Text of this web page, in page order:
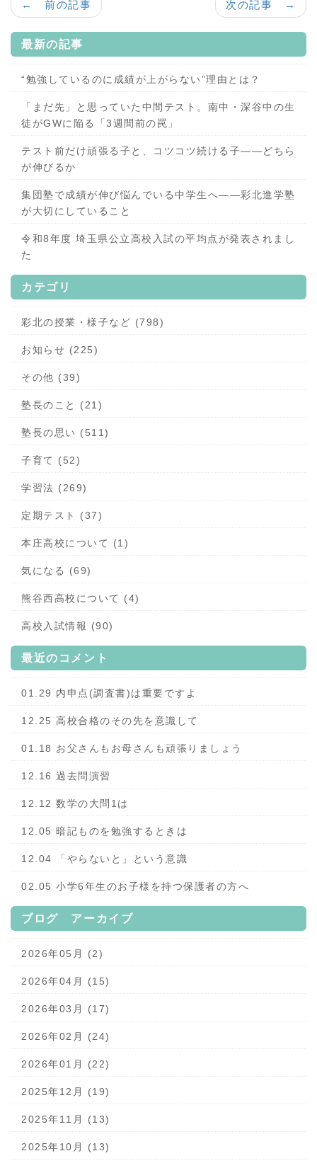
次の記事 →
← 前の記事
最新の記事
“勉強しているのに成績が上がらない”理由とは？
「まだ先」と思っていた中間テスト。南中・深谷中の生
徒がGWに陥る「3週間前の罠」
テスト前だけ頑張る子と、コツコツ続ける子——どちら
が伸びるか
集団塾で成績が伸び悩んでいる中学生へ——彩北進学塾
が大切にしていること
令和8年度 埼玉県公立高校入試の平均点が発表されまし
た
カテゴリ
彩北の授業・様子など (798)
お知らせ (225)
その他 (39)
塾長のこと (21)
塾長の思い (511)
子育て (52)
学習法 (269)
定期テスト (37)
本庄高校について (1)
気になる (69)
熊谷西高校について (4)
高校入試情報 (90)
最近のコメント
01.29 内申点(調査書)は重要ですよ
12.25 高校合格のその先を意識して
01.18 お父さんもお母さんも頑張りましょう
12.16 過去問演習
12.12 数学の大問1は
12.05 暗記ものを勉強するときは
12.04 「やらないと」という意識
02.05 小学6年生のお子様を持つ保護者の方へ
ブログ アーカイブ
2026年05月 (2)
2026年04月 (15)
2026年03月 (17)
2026年02月 (24)
2026年01月 (22)
2025年12月 (19)
2025年11月 (13)
2025年10月 (13)